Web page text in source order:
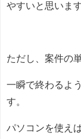
やすいと思います
ただし、案件の
一瞬で終わるよ
す。
パソコンを使え